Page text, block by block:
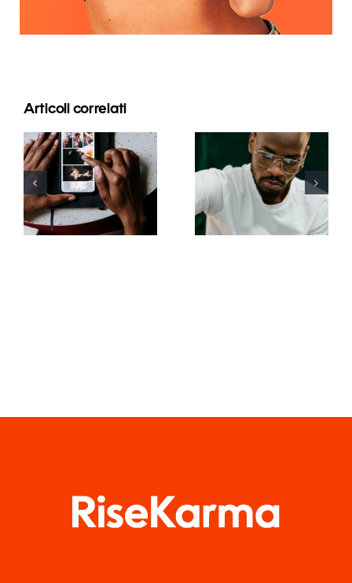
Articoli correlati
Le migliori
app per
animare
foto e
rendere
coinvolgenti
I 17 migliori
consigli
avanzati per
comprendere
l’algoritmo